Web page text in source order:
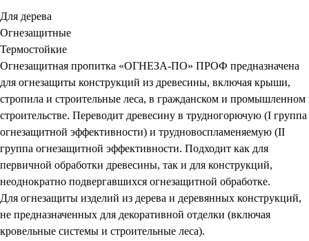
Для дерева
Огнезащитные
Термостойкие
Огнезащитная пропитка «ОГНЕЗА-ПО» ПРОФ предназначена
для огнезащиты конструкций из древесины, включая крыши,
стропила и строительные леса, в гражданском и промышленном
строительстве. Переводит древесину в трудногорючую (I группа
огнезащитной эффективности) и трудновоспламеняемую (II
группа огнезащитной эффективности. Подходит как для
первичной обработки древесины, так и для конструкций,
неоднократно подвергавшихся огнезащитной обработке.
Для огнезащиты изделий из дерева и деревянных конструкций,
не предназначенных для декоративной отделки (включая
кровельные системы и строительные леса).